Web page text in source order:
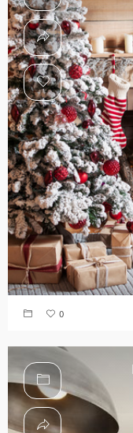
0